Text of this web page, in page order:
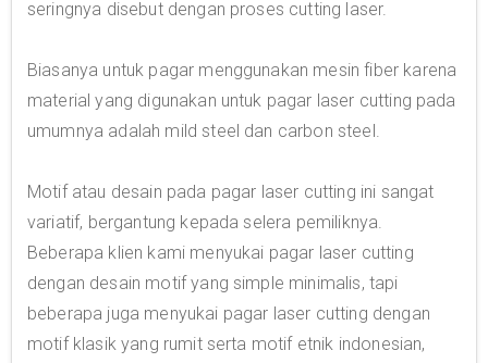
seringnya disebut dengan proses cutting laser.
Biasanya untuk pagar menggunakan mesin fiber karena
material yang digunakan untuk pagar laser cutting pada
umumnya adalah mild steel dan carbon steel.
Motif atau desain pada pagar laser cutting ini sangat
variatif, bergantung kepada selera pemiliknya.
Beberapa klien kami menyukai pagar laser cutting
dengan desain motif yang simple minimalis, tapi
beberapa juga menyukai pagar laser cutting dengan
motif klasik yang rumit serta motif etnik indonesian,